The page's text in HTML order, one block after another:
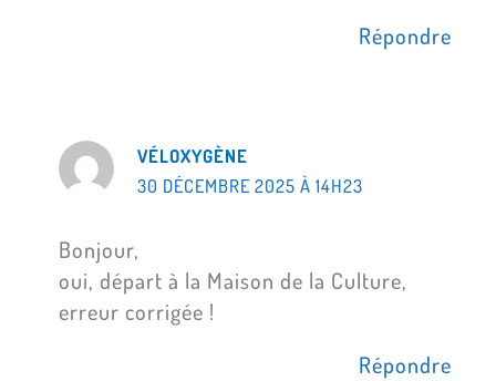
Répondre
VÉLOXYGÈNE
30 DÉCEMBRE 2025 À 14H23
Bonjour,
oui, départ à la Maison de la Culture,
erreur corrigée !
Répondre